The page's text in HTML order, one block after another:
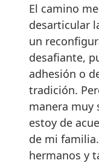
El camino
desarticular
un
desafiante,
adhesión o
tradición.
manera muy
estoy de
de mi
hermanos y